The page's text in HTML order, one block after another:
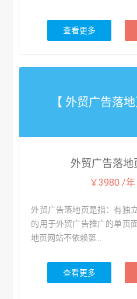
查看更多
【 外贸广告落地
外贸广告落地
￥3980 /年
外贸广告落地页是指：有独
的用于外贸广告推广的单页
地页网站不依赖第...
查看更多